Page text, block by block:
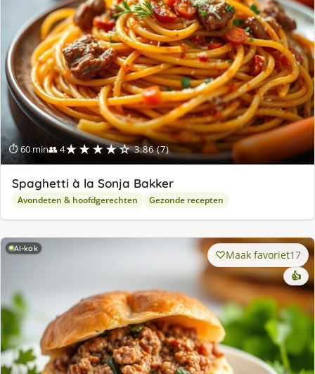
⏱ 60 min👥 4★★★★☆ 3.86 (7)
Spaghetti à la Sonja Bakker
Avondeten & hoofdgerechten Gezonde recepten
AI-kok Maak favoriet17
👍